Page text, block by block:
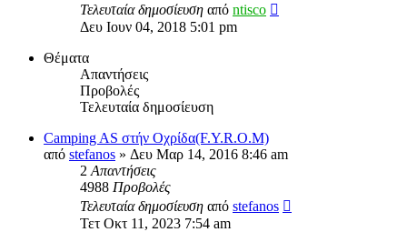
Τελευταία δημοσίευση από ntisco
Δευ Ιουν 04, 2018 5:01 pm
Θέματα
Απαντήσεις
Προβολές
Τελευταία δημοσίευση
Camping AS στήν Οχρίδα(F.Y.R.O.M)
από stefanos » Δευ Μαρ 14, 2016 8:46 am
2 Απαντήσεις
4988 Προβολές
Τελευταία δημοσίευση από stefanos
Τετ Οκτ 11, 2023 7:54 am